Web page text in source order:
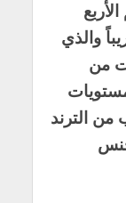
مستويات 1.8505 تقريباً والذي
4 ساعات من
من الترند